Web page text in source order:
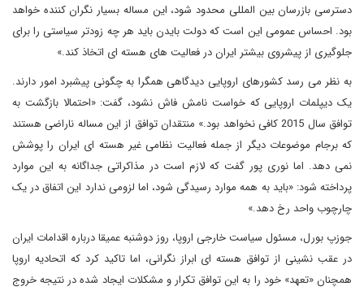
دسترسی بازرسان بین المللی محدود شود، این مساله بسیار نگران کننده خواهد
بود. احساس عمومی این است که دولت بایدن باید هر چه زودتر سیاستی را برای
جلوگیری از پیشروی بیشتر ایران در فعالیت های هسته ای اتخاذ کند.»
به نظر می رسد کشورهای اروپایی دیدگاهی همگرا به چگونی پیشبرد امور دارند.
یک دیپلمات اروپایی که خواست نامش فاش نشود، گفت: «احتمالا بازگشت به
توافق سال 2015 کافی نخواهد بود.» منتقدان توافق از این مساله ناراضی هستند
که برجام موضوعات دیگر از جمله فعالیت نظامی غیر هسته ای ایران را پوشش
نمی دهد. اما نوری پور گفت که لازم است در مذاکراتی جداگانه به این موارد
پرداخته شود: «باید به همه موارد رسیدگی شود، اما لزومی ندارد این اتفاق در یک
چارچوب واحد رخ دهد.»
جوزپ بورل، مسئول سیاست خارجی اروپا، روز دوشنبه عمیقا درباره اقدامات ایران
در عقب نشینی از توافق هسته ای ابراز نگرانی، اما تاکید کرد که اتحادیه اروپا
همچنان «تعهد» خود را به این توافق تکرار و مشکلات ایجاد شده در نتیجه خروج